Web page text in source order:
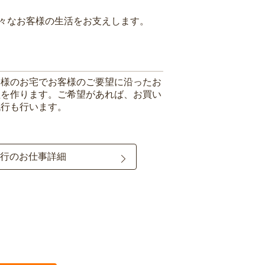
お客様の生活をお支えします。
のお宅でお客様のご要望に沿ったお
作ります。ご希望があれば、お買い
も行います。
のお仕事詳細